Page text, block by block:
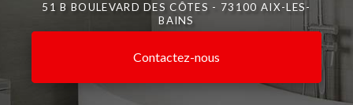
51 B BOULEVARD DES CÔTES - 73100 AIX-LES-
BAINS
Contactez-nous